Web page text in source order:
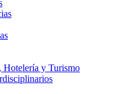
Hotelería y Turismo